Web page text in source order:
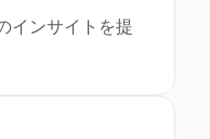
インサイトを提